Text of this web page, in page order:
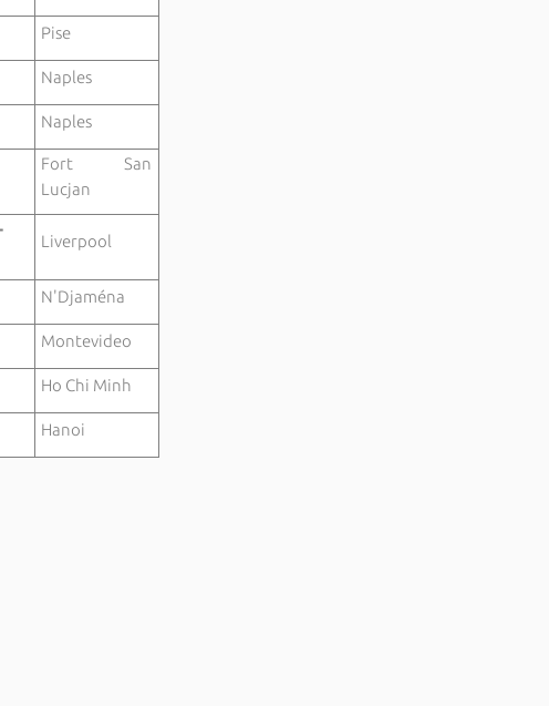
Pise
Naples
Naples
Fort San
Lucjan
Liverpool
N'Djaména
Montevideo
Ho Chi Minh
Hanoi